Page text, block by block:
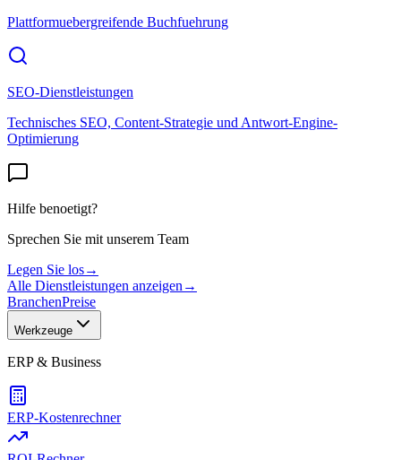
Plattformuebergreifende Buchfuehrung
SEO-Dienstleistungen
Technisches SEO, Content-Strategie und Antwort-Engine-
Optimierung
Hilfe benoetigt?
Sprechen Sie mit unserem Team
Legen Sie los→
Alle Dienstleistungen anzeigen →
BranchenPreise
Werkzeuge
ERP & Business
ERP-Kostenrechner